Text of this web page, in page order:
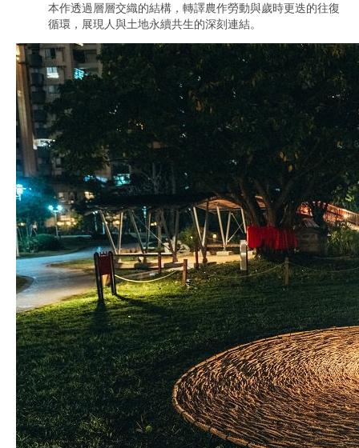
本作透過層層交織的結構，轉譯農作勞動與歲時更迭的往復
循環，展現人與土地永續共生的深刻連結。